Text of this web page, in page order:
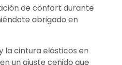
de confort durante
abrigado en
la cintura elásticos en
un ajuste ceñido que